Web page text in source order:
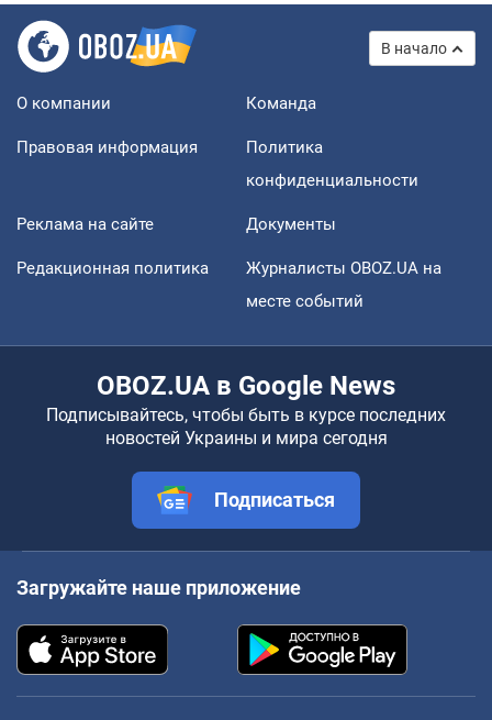
В начало
О компании Команда
Правовая информация
Политика
конфиденциальности
Реклама на сайте Документы
Редакционная политика
Журналисты OBOZ.UA на
месте событий
OBOZ.UA в Google News
Подписывайтесь, чтобы быть в курсе последних
новостей Украины и мира сегодня
Подписаться
Загружайте наше приложение